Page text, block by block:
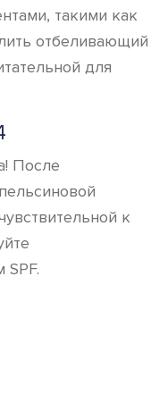
такими как
отбеливающий
для
После
к